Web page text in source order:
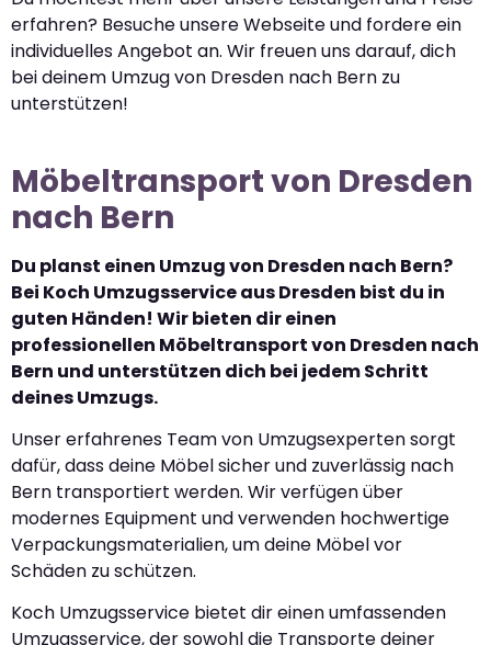
erfahren? Besuche unsere Webseite und fordere ein
individuelles Angebot an. Wir freuen uns darauf, dich
bei deinem Umzug von Dresden nach Bern zu
unterstützen!
Möbeltransport von Dresden
nach Bern
Du planst einen Umzug von Dresden nach Bern?
Bei Koch Umzugsservice aus Dresden bist du in
guten Händen! Wir bieten dir einen
professionellen Möbeltransport von Dresden nach
Bern und unterstützen dich bei jedem Schritt
deines Umzugs.
Unser erfahrenes Team von Umzugsexperten sorgt
dafür, dass deine Möbel sicher und zuverlässig nach
Bern transportiert werden. Wir verfügen über
modernes Equipment und verwenden hochwertige
Verpackungsmaterialien, um deine Möbel vor
Schäden zu schützen.
Koch Umzugsservice bietet dir einen umfassenden
Umzugsservice, der sowohl die Transporte deiner